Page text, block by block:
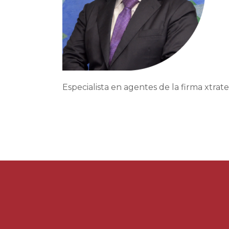
Especialista en agentes de la firma